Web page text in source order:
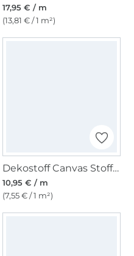
17,95 € / m
(13,81 € / 1 m²)
Dekostoff Canvas Stoff uni, anthrazit
10,95 € / m
(7,55 € / 1 m²)